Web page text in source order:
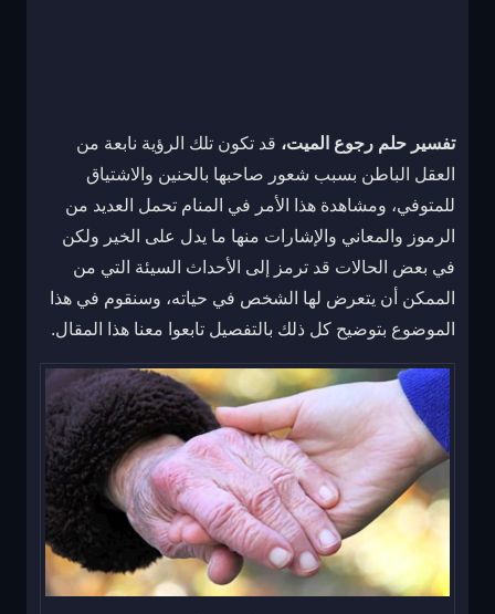
تفسير حلم رجوع الميت، قد تكون تلك الرؤية نابعة من
العقل الباطن بسبب شعور صاحبها بالحنين والاشتياق
للمتوفي، ومشاهدة هذا الأمر في المنام تحمل العديد من
الرموز والمعاني والإشارات منها ما يدل على الخير ولكن
في بعض الحالات قد ترمز إلى الأحداث السيئة التي من
الممكن أن يتعرض لها الشخص في حياته، وسنقوم في هذا
الموضوع بتوضيح كل ذلك بالتفصيل تابعوا معنا هذا المقال.